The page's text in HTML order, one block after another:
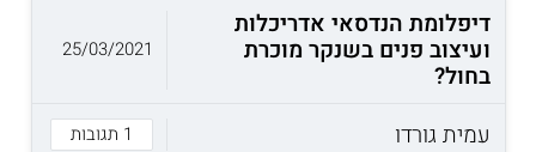
דיפלומת הנדסאי אדריכלות
ועיצוב פנים בשנקר מוכרת
בחול?
עמית גורדו
1 תגובות
25/03/2021